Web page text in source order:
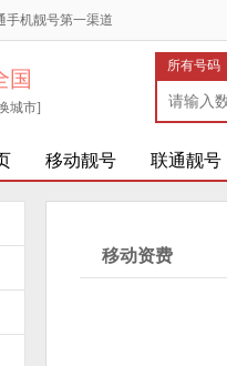
手机靓号第一渠道
国
城市]
所有号码
移动靓号 联通靓号
移动资费